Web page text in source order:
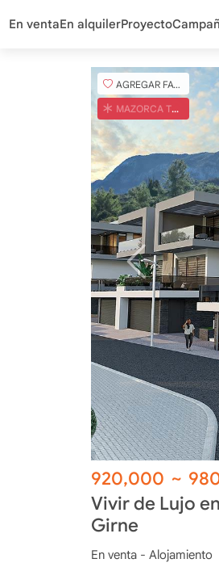
En ventaEn alquilerProyecto
AGREGAR FAVORITO
MAZORCA TURCA
920,000 ~
Vivir de Lujo
Girne
En venta - Alojamiento